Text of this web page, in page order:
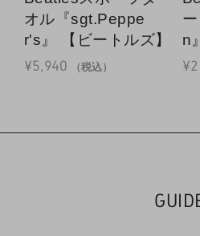
オル『sgt.Peppe
r's』 【ビートルズ】
¥5,940 （税込）
n
¥